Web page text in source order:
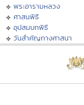
พระอารามหลวง
ศาสนพิธี
อุปสมบทพิธี
วันสำคัญทางศาสนา